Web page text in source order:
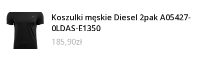
Koszulki męskie Diesel 2pak A05427-
0LDAS-E1350
185,90zł